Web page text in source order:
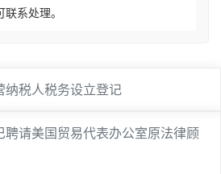
系处理。
纳税人税务设立登记
聘请美国贸易代表办公室原法律顾